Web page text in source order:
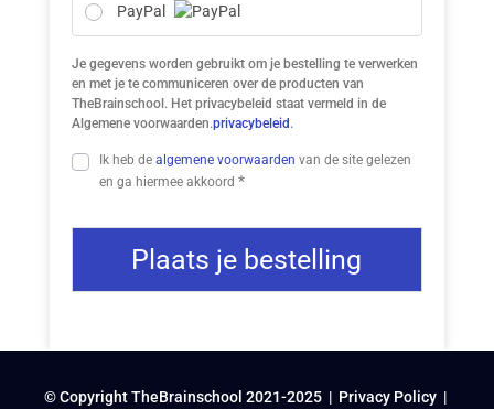
PayPal
Je gegevens worden gebruikt om je bestelling te verwerken
en met je te communiceren over de producten van
TheBrainschool. Het privacybeleid staat vermeld in de
Algemene voorwaarden.privacybeleid.
Ik heb de algemene voorwaarden van de site gelezen
en ga hiermee akkoord *
Plaats je bestelling
© Copyright TheBrainschool 2021-2025 | Privacy Policy |